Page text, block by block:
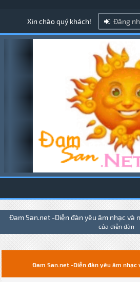
Xin chào quý khách! Đăng
Đam San.net -Diễn đàn yêu âm nhạc và
của diễn đàn
Đam San.net -Diễn đàn yêu âm nhạc